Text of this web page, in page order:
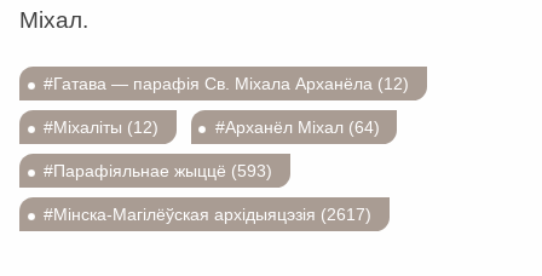
Міхал.
#Гатава — парафія Св. Міхала Арханёла (12)
#Міхаліты (12) #Арханёл Міхал (64)
#Парафіяльнае жыццё (593)
#Мінска-Магілёўская архідыяцэзія (2617)